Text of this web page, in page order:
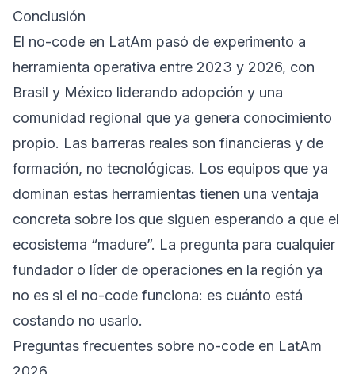
Conclusión
El no-code en LatAm pasó de experimento a
herramienta operativa entre 2023 y 2026, con
Brasil y México liderando adopción y una
comunidad regional que ya genera conocimiento
propio. Las barreras reales son financieras y de
formación, no tecnológicas. Los equipos que ya
dominan estas herramientas tienen una ventaja
concreta sobre los que siguen esperando a que el
ecosistema “madure”. La pregunta para cualquier
fundador o líder de operaciones en la región ya
no es si el no-code funciona: es cuánto está
costando no usarlo.
Preguntas frecuentes sobre no-code en LatAm